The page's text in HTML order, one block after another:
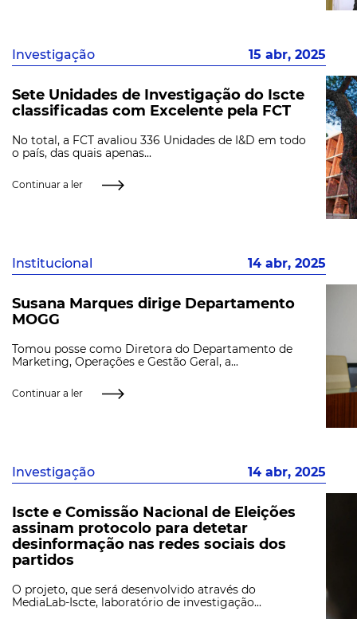
Investigação 15 abr, 2025
Sete Unidades de Investigação do Iscte
classificadas com Excelente pela FCT
No total, a FCT avaliou 336 Unidades de I&D em todo
o país, das quais apenas...
Continuar a ler
Institucional 14 abr, 2025
Susana Marques dirige Departamento
MOGG
Tomou posse como Diretora do Departamento de
Marketing, Operações e Gestão Geral, a...
Continuar a ler
Investigação 14 abr, 2025
Iscte e Comissão Nacional de Eleições
assinam protocolo para detetar
desinformação nas redes sociais dos
partidos
O projeto, que será desenvolvido através do
MediaLab-Iscte, laboratório de investigação...